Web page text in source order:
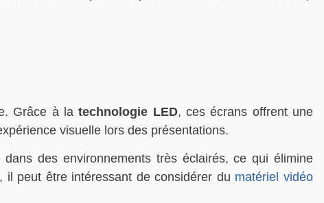
Grâce à latechnologie LED, ces écrans offrent une
visuelle lors des présentations.
des environnements très éclairés, ce qui élimine
peut être intéressant de considérer du matériel vidéo